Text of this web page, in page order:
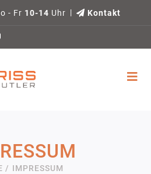
- Fr 10-14 Uhr Kontakt
/ IMPRESSUM